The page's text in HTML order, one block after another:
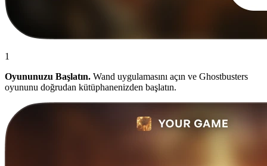
1
Oyununuzu Başlatın. Wand uygulamasını açın ve Ghostbusters
oyununu doğrudan kütüphanenizden başlatın.